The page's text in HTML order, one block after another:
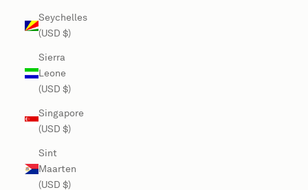
Seychelles
(USD $)
Sierra
Leone
(USD $)
Singapore
(USD $)
Sint
Maarten
(USD $)